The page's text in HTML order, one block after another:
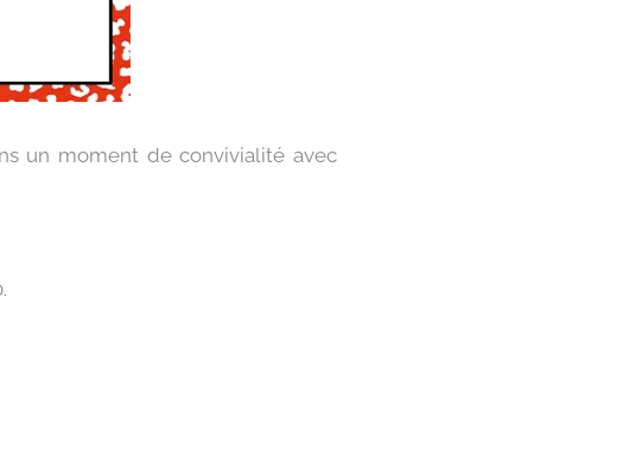
un moment de convivialité avec